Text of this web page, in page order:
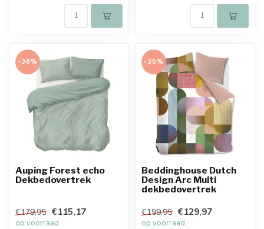
-36%
Auping Forest echo
Dekbedovertrek
€179,95 €115,17
op voorraad
-35%
Beddinghouse Dutch
Design Arc Multi
dekbedovertrek
€199,95 €129,97
op voorraad